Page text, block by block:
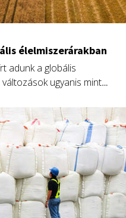
élelmiszerárakban
adunk a globális
ugyanis mint
Elemzés vezető
fejti meg.